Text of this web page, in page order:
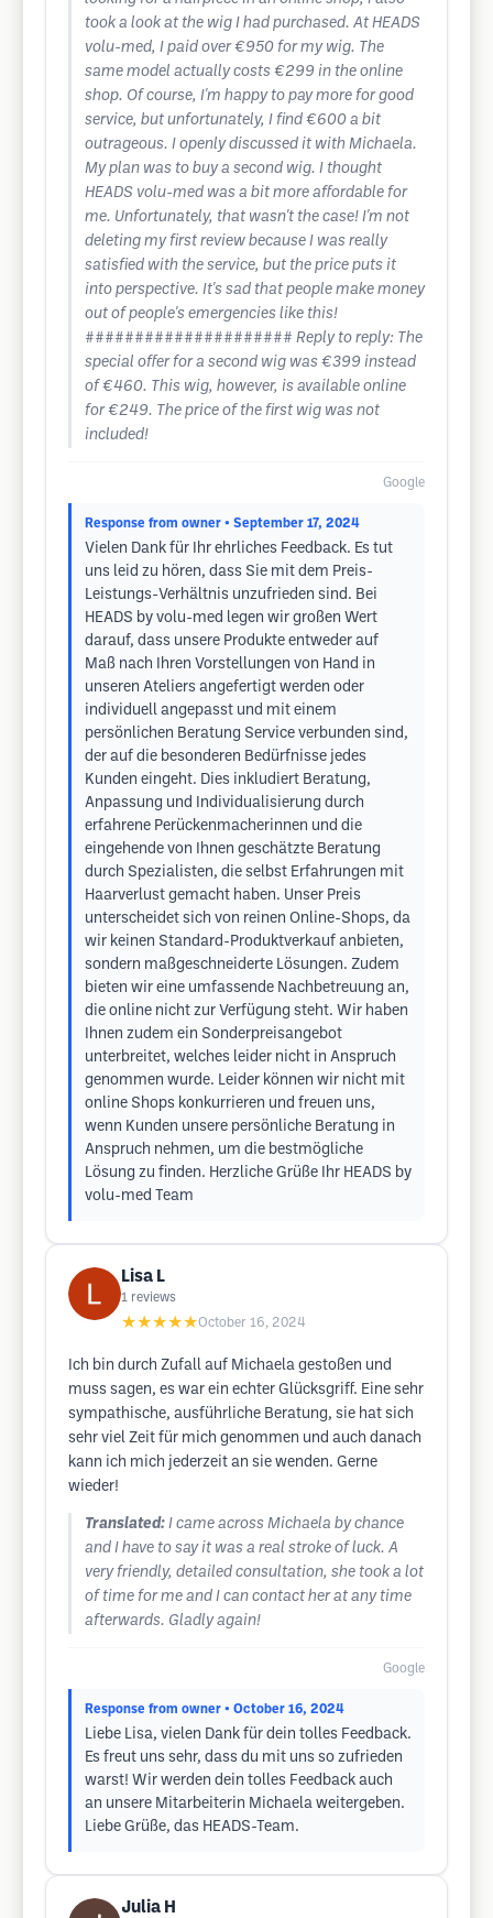
took a look at the wig I had purchased. At HEADS
volu-med, I paid over €950 for my wig. The
same model actually costs €299 in the online
shop. Of course, I'm happy to pay more for good
service, but unfortunately, I find €600 a bit
outrageous. I openly discussed it with Michaela.
My plan was to buy a second wig. I thought
HEADS volu-med was a bit more affordable for
me. Unfortunately, that wasn't the case! I'm not
deleting my first review because I was really
satisfied with the service, but the price puts it
into perspective. It's sad that people make money
out of people's emergencies like this!
##################### Reply to reply: The
special offer for a second wig was €399 instead
of €460. This wig, however, is available online
for €249. The price of the first wig was not
included!
Google
Response from owner • September 17, 2024
Vielen Dank für Ihr ehrliches Feedback. Es tut
uns leid zu hören, dass Sie mit dem Preis-
Leistungs-Verhältnis unzufrieden sind. Bei
HEADS by volu-med legen wir großen Wert
darauf, dass unsere Produkte entweder auf
Maß nach Ihren Vorstellungen von Hand in
unseren Ateliers angefertigt werden oder
individuell angepasst und mit einem
persönlichen Beratung Service verbunden sind,
der auf die besonderen Bedürfnisse jedes
Kunden eingeht. Dies inkludiert Beratung,
Anpassung und Individualisierung durch
erfahrene Perückenmacherinnen und die
eingehende von Ihnen geschätzte Beratung
durch Spezialisten, die selbst Erfahrungen mit
Haarverlust gemacht haben. Unser Preis
unterscheidet sich von reinen Online-Shops, da
wir keinen Standard-Produktverkauf anbieten,
sondern maßgeschneiderte Lösungen. Zudem
bieten wir eine umfassende Nachbetreuung an,
die online nicht zur Verfügung steht. Wir haben
Ihnen zudem ein Sonderpreisangebot
unterbreitet, welches leider nicht in Anspruch
genommen wurde. Leider können wir nicht mit
online Shops konkurrieren und freuen uns,
wenn Kunden unsere persönliche Beratung in
Anspruch nehmen, um die bestmögliche
Lösung zu finden. Herzliche Grüße Ihr HEADS by
volu-med Team
Lisa L
1 reviews
★★★★★October 16, 2024
Ich bin durch Zufall auf Michaela gestoßen und
muss sagen, es war ein echter Glücksgriff. Eine sehr
sympathische, ausführliche Beratung, sie hat sich
sehr viel Zeit für mich genommen und auch danach
kann ich mich jederzeit an sie wenden. Gerne
wieder!
Translated: I came across Michaela by chance
and I have to say it was a real stroke of luck. A
very friendly, detailed consultation, she took a lot
of time for me and I can contact her at any time
afterwards. Gladly again!
Google
Response from owner • October 16, 2024
Liebe Lisa, vielen Dank für dein tolles Feedback.
Es freut uns sehr, dass du mit uns so zufrieden
warst! Wir werden dein tolles Feedback auch
an unsere Mitarbeiterin Michaela weitergeben.
Liebe Grüße, das HEADS-Team.
Julia H